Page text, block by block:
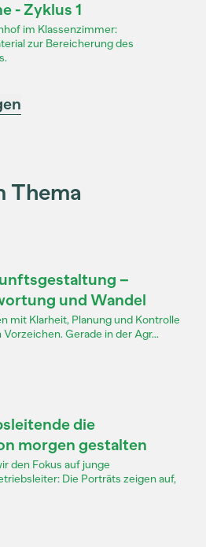
- Zyklus 1
im Klassenzimmer:
zur Bereicherung des
Thema
–
und Wandel
mit Klarheit, Planung und Kontrolle
Gerade in der Agr...
die
morgen gestalten
den Fokus auf junge
Die Porträts zeigen auf,